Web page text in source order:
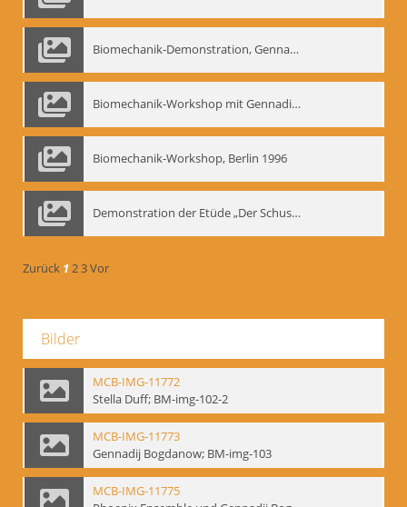
Biomechanik-Demonstration, Gennadij Bogdanow im Berliner Ensemble, 04.10.1991
Biomechanik-Workshop mit Gennadij Nikolajewitsch Bogdanow im Mime Centrum Berlin, 1991
Biomechanik-Workshop, Berlin 1996
Demonstration der Etüde „Der Schuss mit dem Bogen“ durch Gennadij Nikolajewitsch Bogdanow, Berlin 1991
Zurück 123Vor
Bilder
MCB-IMG-11772
Stella Duff; BM-img-102-2
MCB-IMG-11773
Gennadij Bogdanow; BM-img-103
MCB-IMG-11775